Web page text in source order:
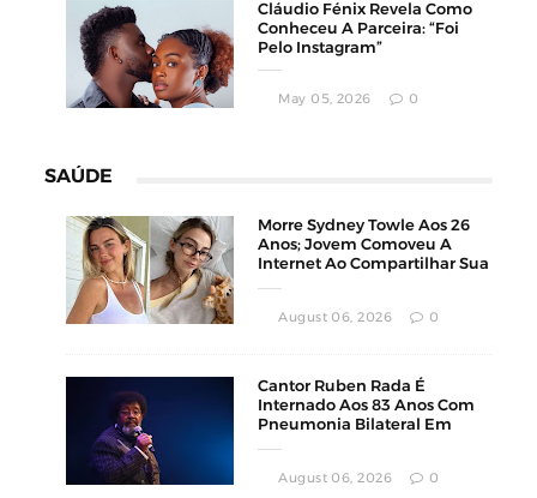
Cláudio Fénix Revela Como
Conheceu A Parceira: “Foi
Pelo Instagram”
May 05, 2026 0
SAÚDE
Morre Sydney Towle Aos 26
Anos; Jovem Comoveu A
Internet Ao Compartilhar Sua
August 06, 2026 0
Cantor Ruben Rada É
Internado Aos 83 Anos Com
Pneumonia Bilateral Em
August 06, 2026 0